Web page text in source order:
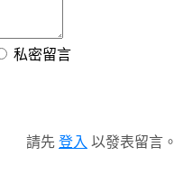
私密留言
請先 登入 以發表留言。